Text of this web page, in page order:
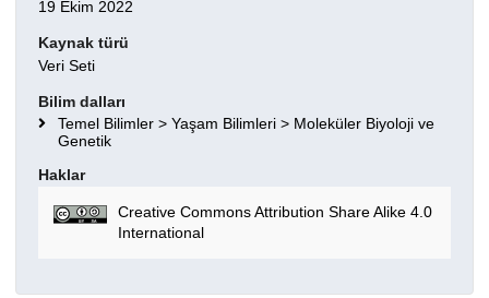
19 Ekim 2022
Kaynak türü
Veri Seti
Bilim dalları
Temel Bilimler > Yaşam Bilimleri > Moleküler Biyoloji ve
Genetik
Haklar
Creative Commons Attribution Share Alike 4.0
International